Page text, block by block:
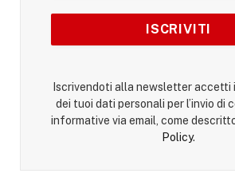
Iscrivendoti alla newsletter
dei tuoi dati personali per l’invio di
informative via email, come
Policy.